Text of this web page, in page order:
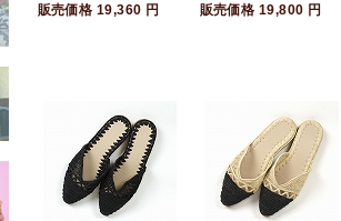
販売価格 19,360 円
販売価格 19,800 円